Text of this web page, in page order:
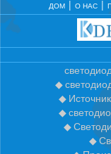
ДОМ О НАС